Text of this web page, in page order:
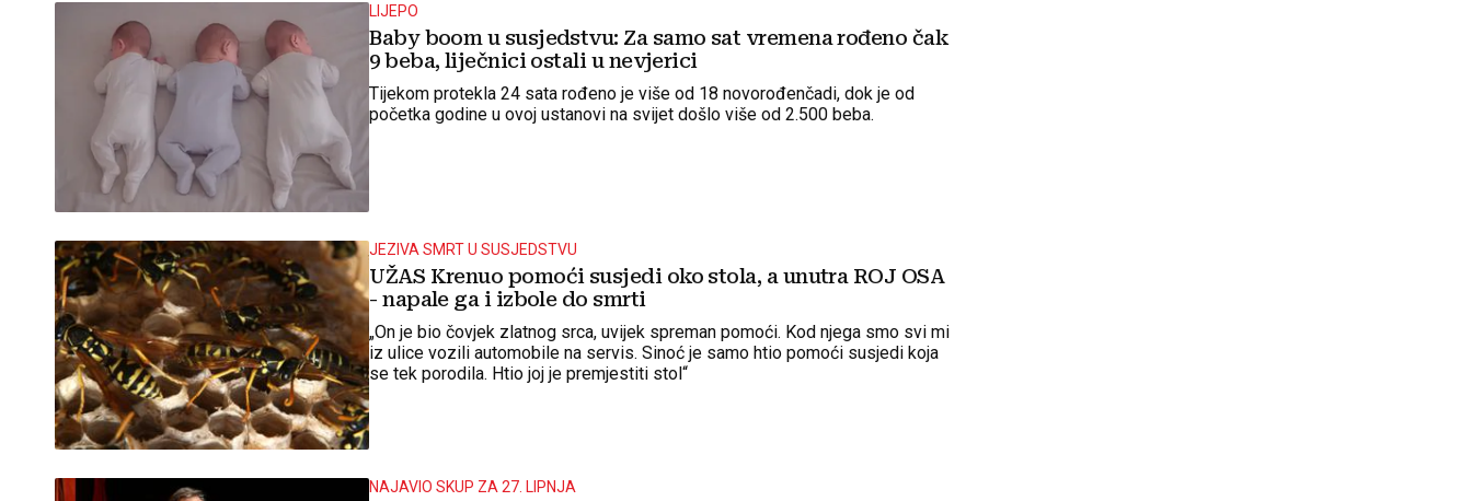
LIJEPO
Baby boom u susjedstvu: Za samo sat vremena rođeno čak
9 beba, liječnici ostali u nevjerici
Tijekom protekla 24 sata rođeno je više od 18 novorođenčadi, dok je od
početka godine u ovoj ustanovi na svijet došlo više od 2.500 beba.
JEZIVA SMRT U SUSJEDSTVU
UŽAS Krenuo pomoći susjedi oko stola, a unutra ROJ OSA
- napale ga i izbole do smrti
„On je bio čovjek zlatnog srca, uvijek spreman pomoći. Kod njega smo svi mi
iz ulice vozili automobile na servis. Sinoć je samo htio pomoći susjedi koja
se tek porodila. Htio joj je premjestiti stol“
NAJAVIO SKUP ZA 27. LIPNJA